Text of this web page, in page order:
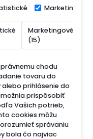
Marketingové
Marketingové
(15)
chodu
tovaru do
alebo prihlásenie do
prispôsobiť
Vašich potrieb,
cookies môžu
správaniu
bola čo najviac